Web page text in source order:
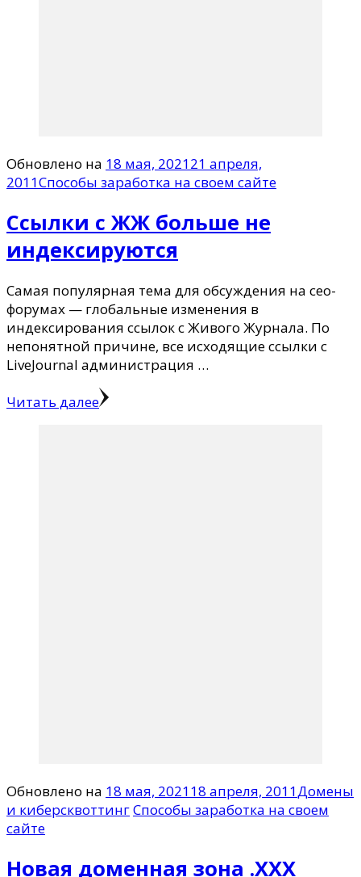
Обновлено на 18 мая, 202121 апреля,
2011Способы заработка на своем сайте
Ссылки с ЖЖ больше не
индексируются
Самая популярная тема для обсуждения на сео-
форумах — глобальные изменения в
индексирования ссылок с Живого Журнала. По
непонятной причине, все исходящие ссылки с
LiveJournal администрация …
Читать далее
Обновлено на 18 мая, 202118 апреля, 2011Домены
и киберсквоттингСпособы заработка на своем
сайте
Новая доменная зона .XXX